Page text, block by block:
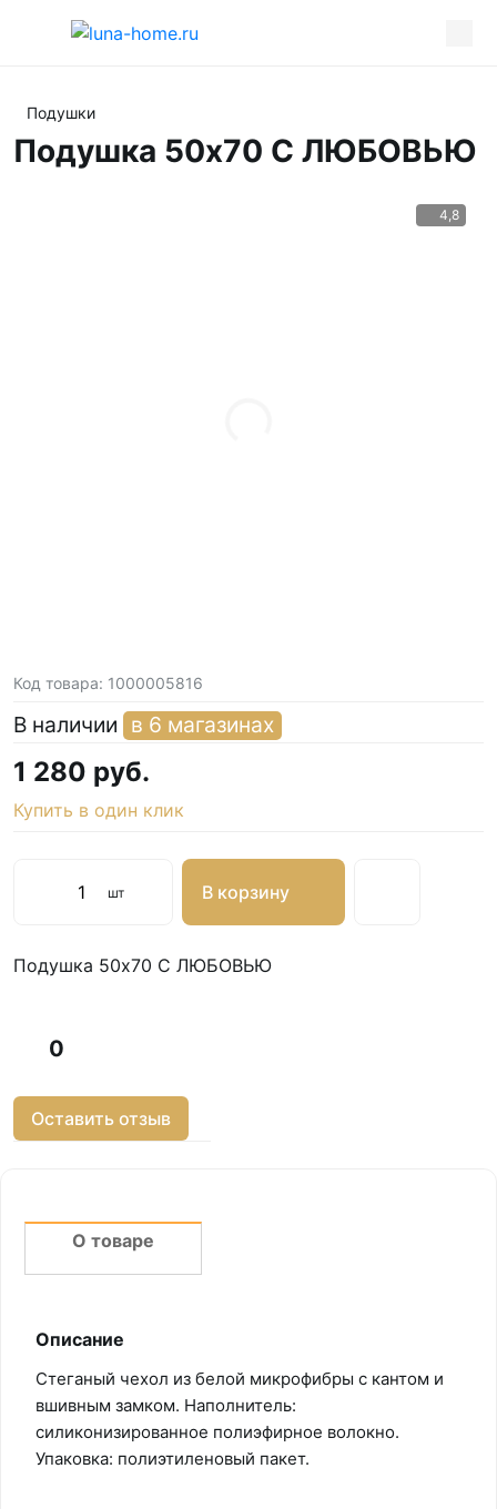
Подушки
Подушка 50х70 С ЛЮБОВЬЮ
4,8
Код товара: 1000005816
В наличии в 6 магазинах
1 280 руб.
Купить в один клик
шт В корзину
Подушка 50х70 С ЛЮБОВЬЮ
0
Оставить отзыв
О товаре
Описание
Стеганый чехол из белой микрофибры с кантом и
вшивным замком. Наполнитель:
силиконизированное полиэфирное волокно.
Упаковка: полиэтиленовый пакет.